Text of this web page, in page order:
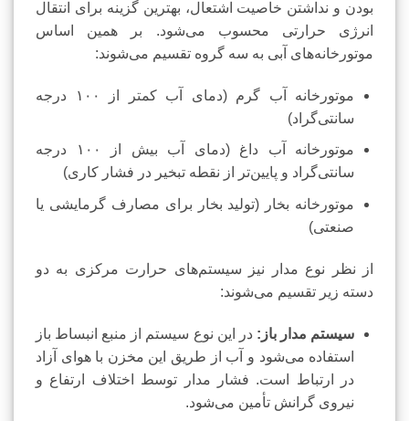
بودن و نداشتن خاصیت اشتعال، بهترین گزینه برای انتقال
انرژی حرارتی محسوب می‌شود. بر همین اساس
موتورخانه‌های آبی به سه گروه تقسیم می‌شوند:
موتورخانه آب گرم (دمای آب کمتر از ۱۰۰ درجه
سانتی‌گراد)
موتورخانه آب داغ (دمای آب بیش از ۱۰۰ درجه
سانتی‌گراد و پایین‌تر از نقطه تبخیر در فشار کاری)
موتورخانه بخار (تولید بخار برای مصارف گرمایشی یا
صنعتی)
از نظر نوع مدار نیز سیستم‌های حرارت مرکزی به دو
دسته زیر تقسیم می‌شوند:
سیستم مدار باز: در این نوع سیستم از منبع انبساط باز
استفاده می‌شود و آب از طریق این مخزن با هوای آزاد
در ارتباط است. فشار مدار توسط اختلاف ارتفاع و
نیروی گرانش تأمین می‌شود.